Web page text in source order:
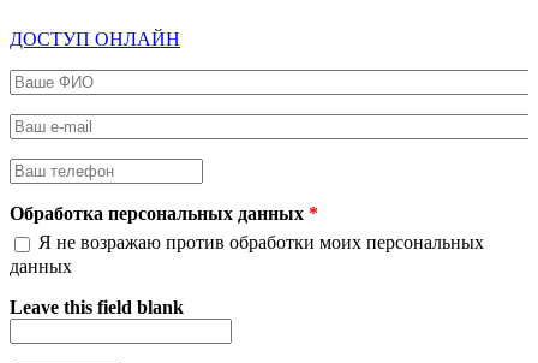
ДОСТУП ОНЛАЙН
Ваше ФИО
Ваш e-mail
Ваш телефон
Обработка персональных данных *
Я не возражаю против обработки моих персональных
данных
Leave this field blank